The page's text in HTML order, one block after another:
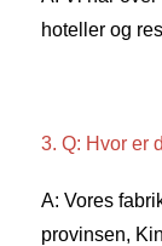
hoteller og
3. Q: Hvor er
A: Vores
provinsen,